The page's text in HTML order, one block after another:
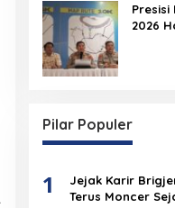
Presisi
2026
Pilar Populer
1
Jejak Karir
Terus Moncer